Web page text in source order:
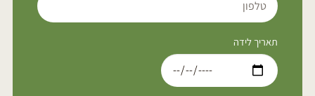
תאריך לידה